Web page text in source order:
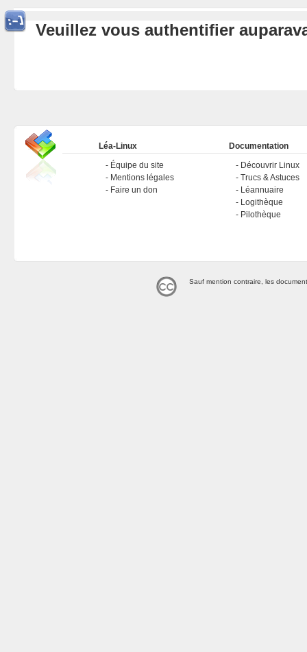
Veuillez vous authentifier
Léa-Linux
Équipe du site
Mentions légales
Faire un don
Documentation
Découvrir Linux
Trucs & Astuces
Léannuaire
Logithèque
Pilothèque
Sauf mention contraire, les